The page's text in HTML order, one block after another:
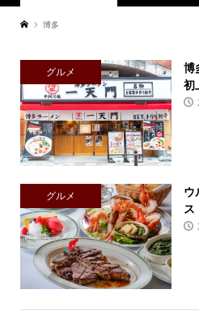
博多
グルメ
博
初
グルメ
ウ